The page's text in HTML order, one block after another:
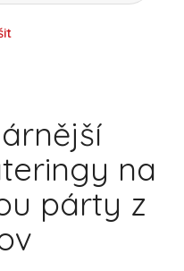
na
párty z